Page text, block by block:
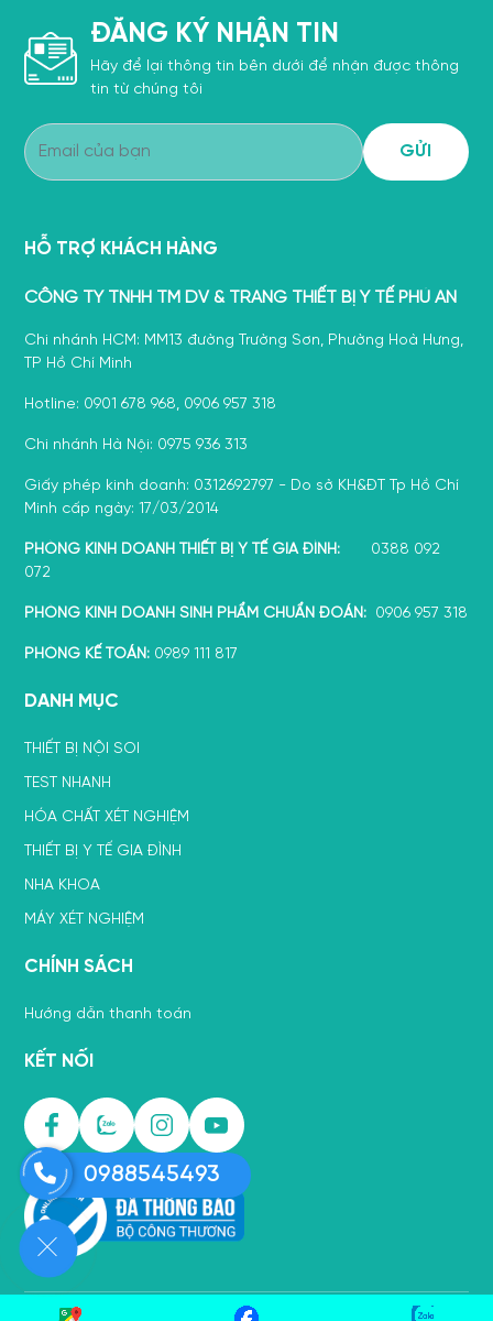
ĐĂNG KÝ NHẬN TIN
Hãy để lại thông tin bên dưới để nhận được thông
tin từ chúng tôi
HỖ TRỢ KHÁCH HÀNG
CÔNG TY TNHH TM DV & TRANG THIẾT BỊ Y TẾ PHÚ AN
Chi nhánh HCM: MM13 đường Trường Sơn, Phường Hoà Hưng,
TP Hồ Chí Minh
Hotline: 0901 678 968, 0906 957 318
Chi nhánh Hà Nội: 0975 936 313
Giấy phép kinh doanh: 0312692797 - Do sở KH&ĐT Tp Hồ Chí
Minh cấp ngày: 17/03/2014
PHÒNG KINH DOANH THIẾT BỊ Y TẾ GIA ĐÌNH: 0388 092
072
PHÒNG KINH DOANH SINH PHẨM CHUẨN ĐOÁN: 0906 957 318
PHÒNG KẾ TOÁN: 0989 111 817
DANH MỤC
THIẾT BỊ NỘI SOI
TEST NHANH
HÓA CHẤT XÉT NGHIỆM
THIẾT BỊ Y TẾ GIA ĐÌNH
NHA KHOA
MÁY XÉT NGHIỆM
CHÍNH SÁCH
Hướng dẫn thanh toán
KẾT NỐI
0988545493